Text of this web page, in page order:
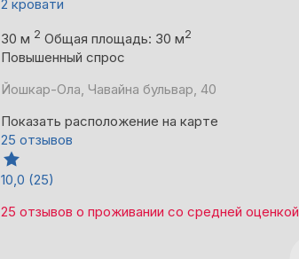
2 кровати
30 м 2 Общая площадь: 30 м2
Повышенный спрос
Йошкар-Ола, Чавайна бульвар, 40
Показать расположение на карте
25 отзывов
10,0 (25)
25 отзывов о проживании со средней оценкой